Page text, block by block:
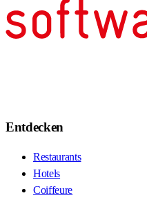
Entdecken
Restaurants
Hotels
Coiffeure